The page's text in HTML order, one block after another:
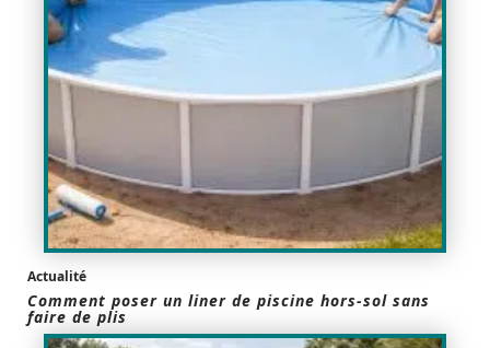
Actualité
Comment poser un liner de piscine hors-sol sans
faire de plis